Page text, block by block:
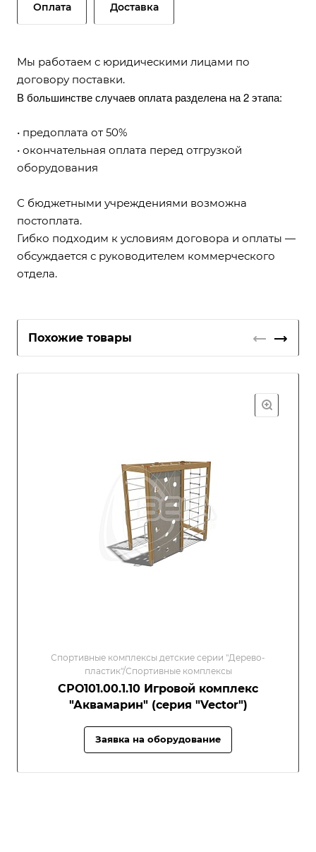
Оплата Доставка
Мы работаем с юридическими лицами по
договору поставки.
В большинстве случаев оплата разделена на 2 этапа:
• предоплата от 50%
• окончательная оплата перед отгрузкой
оборудования
С бюджетными учреждениями возможна
постоплата.
Гибко подходим к условиям договора и оплаты —
обсуждается с руководителем коммерческого
отдела.
Похожие товары
Спортивные комплексы детские серии "Дерево-
пластик"/Спортивные комплексы
СРО101.00.1.10 Игровой комплекс
"Аквамарин" (серия "Vector")
Заявка на оборудование